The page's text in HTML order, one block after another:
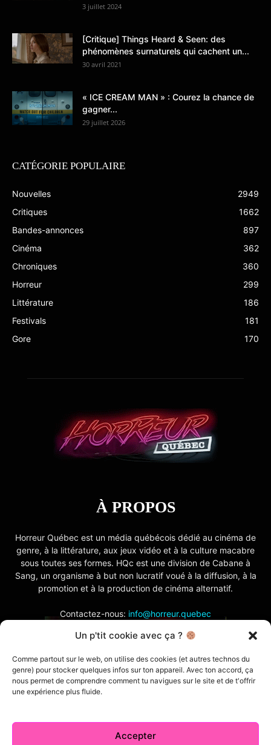
Un p'tit cookie avec ça ?
Comme partout sur le web, on utilise des cookies (et autres technos du
genre) pour stocker quelques infos sur ton appareil. Avec ton accord, ça
nous permet de comprendre comment tu navigues sur le site et de t'offrir
une expérience plus fluide.
Accepter
3 juillet 2024
[Critique] Things Heard & Seen: des
phénomènes surnaturels qui cachent un...
30 avril 2021
« ICE CREAM MAN » : Courez la chance de
gagner...
29 juillet 2026
CATÉGORIE POPULAIRE
Nouvelles
2949
Critiques
1662
Bandes-annonces
897
Cinéma
362
Chroniques
360
Horreur
299
Littérature
186
Festivals
181
Gore
170
À PROPOS
Horreur Québec est un média québécois dédié au cinéma de
genre, à la littérature, aux jeux vidéo et à la culture macabre
sous toutes ses formes. HQc est une division de Cabane à
Sang, un organisme à but non lucratif voué à la diffusion, à la
promotion et à la production de cinéma alternatif.
Contactez-nous: info@horreur.quebec
SUIVEZ NOUS